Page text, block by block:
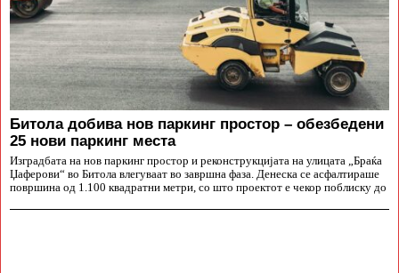
Битола добива нов паркинг простор – обезбедени
25 нови паркинг места
Изградбата на нов паркинг простор и реконструкцијата на улицата „Браќа
Џаферови“ во Битола влегуваат во завршна фаза. Денеска се асфалтираше
површина од 1.100 квадратни метри, со што проектот е чекор поблиску до